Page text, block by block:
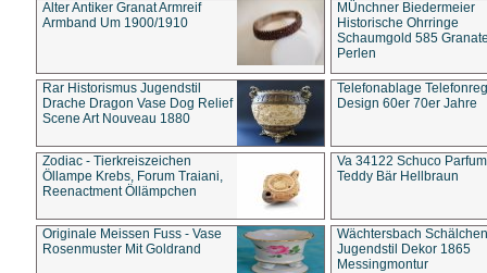
Alter Antiker Granat Armreif
Armband Um 1900/1910
MÜnchner Biedermeier
Historische Ohrringe
Schaumgold 585
Perlen
Rar Historismus Jugendstil
Drache Dragon Vase Dog Relief
Scene Art Nouveau 1880
Telefonablage
Design 60er 70er Jahre
Zodiac - Tierkreiszeichen
Öllampe Krebs, Forum Traiani,
Reenactment Öllämpchen
Va 34122 Schuco
Teddy Bär Hellbraun
Originale Meissen Fuss - Vase
Rosenmuster Mit Goldrand
Wächtersbach Schälchen
Jugendstil Dekor 1865
Messingmontur